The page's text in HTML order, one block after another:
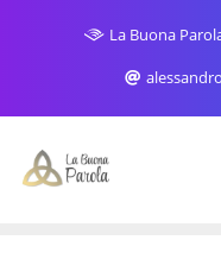
La Buona